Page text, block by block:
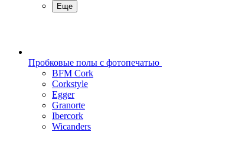
Еще
Пробковые полы с фотопечатью
BFM Cork
Corkstyle
Egger
Granorte
Ibercork
Wicanders